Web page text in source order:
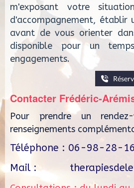
m'exposant votre
d'accompagnement, établir
avant de vous orienter
disponible pour un
engagements.
Contacter Frédéric-
Pour prendre un
renseignements
Téléphone : 06-98-28-
Mail :